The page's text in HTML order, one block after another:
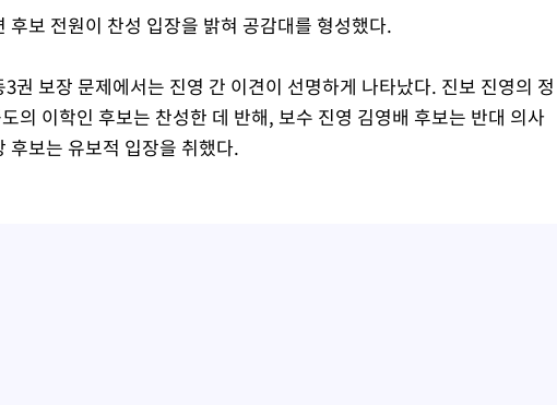
후보 전원이 찬성 입장을 밝혀 공감대를 형성했다.
권 보장 문제에서는 진영 간 이견이 선명하게 나타났다. 진보 진영의 정
의 이학인 후보는 찬성한 데 반해, 보수 진영 김영배 후보는 반대 의사
후보는 유보적 입장을 취했다.